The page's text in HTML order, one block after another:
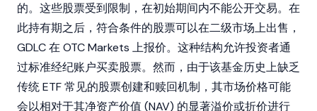
的。这些股票受到限制，在初始期间内不能公开交易。在
此持有期之后，符合条件的股票可以在二级市场上出售，
GDLC 在 OTC Markets 上报价。这种结构允许投资者通
过标准经纪账户买卖股票。然而，由于该基金历史上缺乏
传统 ETF 常见的股票创建和赎回机制，其市场价格可能
会以相对于其净资产价值 (NAV) 的显著溢价或折价进行